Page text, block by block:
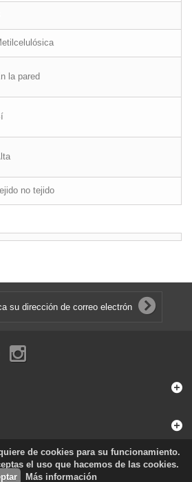
de cookies para su funcionamiento.
el uso que hacemos de las cookies.
Más información
la pared
no tejido
la tienda